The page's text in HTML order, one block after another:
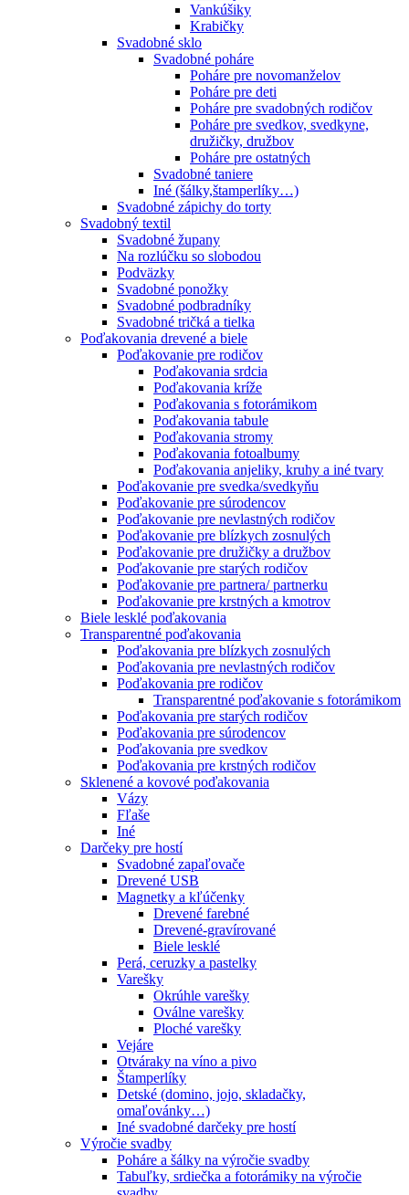
Vankúšiky
Krabičky
Svadobné sklo
Svadobné poháre
Poháre pre novomanželov
Poháre pre deti
Poháre pre svadobných rodičov
Poháre pre svedkov, svedkyne,
družičky, družbov
Poháre pre ostatných
Svadobné taniere
Iné (šálky,štamperlíky…)
Svadobné zápichy do torty
Svadobný textil
Svadobné župany
Na rozlúčku so slobodou
Podväzky
Svadobné ponožky
Svadobné podbradníky
Svadobné tričká a tielka
Poďakovania drevené a biele
Poďakovanie pre rodičov
Poďakovania srdcia
Poďakovania kríže
Poďakovania s fotorámikom
Poďakovania tabule
Poďakovania stromy
Poďakovania fotoalbumy
Poďakovania anjeliky, kruhy a iné tvary
Poďakovanie pre svedka/svedkyňu
Poďakovanie pre súrodencov
Poďakovanie pre nevlastných rodičov
Poďakovanie pre blízkych zosnulých
Poďakovanie pre družičky a družbov
Poďakovanie pre starých rodičov
Poďakovanie pre partnera/ partnerku
Poďakovanie pre krstných a kmotrov
Biele lesklé poďakovania
Transparentné poďakovania
Poďakovania pre blízkych zosnulých
Poďakovania pre nevlastných rodičov
Poďakovania pre rodičov
Transparentné poďakovanie s fotorámikom
Poďakovania pre starých rodičov
Poďakovania pre súrodencov
Poďakovania pre svedkov
Poďakovania pre krstných rodičov
Sklenené a kovové poďakovania
Vázy
Fľaše
Iné
Darčeky pre hostí
Svadobné zapaľovače
Drevené USB
Magnetky a kľúčenky
Drevené farebné
Drevené-gravírované
Biele lesklé
Perá, ceruzky a pastelky
Varešky
Okrúhle varešky
Oválne varešky
Ploché varešky
Vejáre
Otváraky na víno a pivo
Štamperlíky
Detské (domino, jojo, skladačky,
omaľovánky…)
Iné svadobné darčeky pre hostí
Výročie svadby
Poháre a šálky na výročie svadby
Tabuľky, srdiečka a fotorámiky na výročie